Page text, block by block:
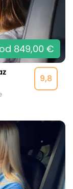
849,00 €
9,8